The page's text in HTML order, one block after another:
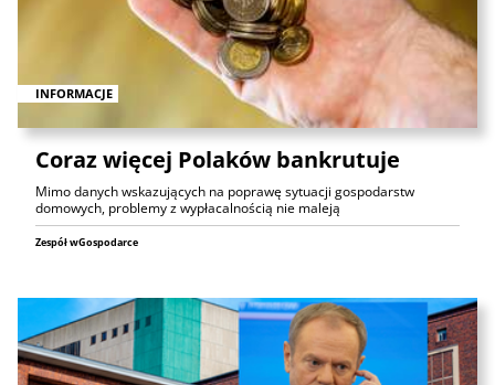
INFORMACJE
Coraz więcej Polaków bankrutuje
Mimo danych wskazujących na poprawę sytuacji gospodarstw
domowych, problemy z wypłacalnością nie maleją
Zespół wGospodarce